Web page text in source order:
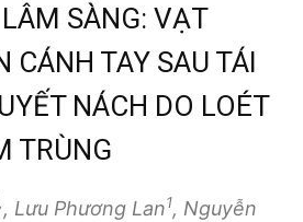
SÀNG: VẠT
CÁNH TAY SAU TÁI
NÁCH DO LOÉT
TRÙNG
, Lưu Phương Lan1, Nguyễn